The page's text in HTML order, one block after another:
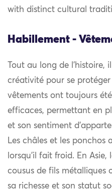
with distinct cultural
Habillement -
Tout au long de
créativité pour se protéger
vêtements ont toujours
efficaces, permettant en
et son sentiment
Les châles et les
lorsqu’il fait froid. En
cousus de fils métalliques
sa richesse et son statut